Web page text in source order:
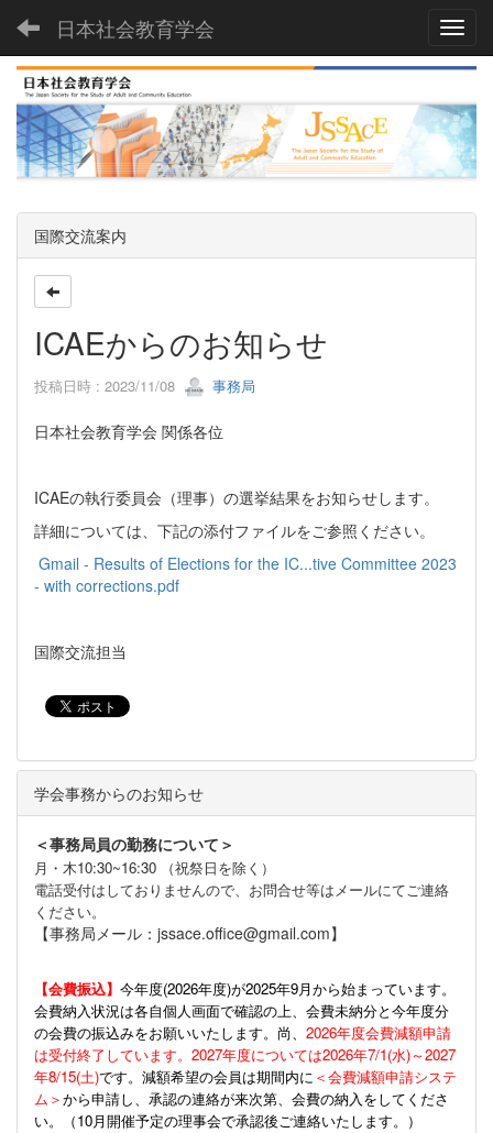
日本社会教育学会
国際交流案内
ICAEからのお知らせ
投稿日時 : 2023/11/08 事務局
日本社会教育学会 関係各位
ICAEの執行委員会（理事）の選挙結果をお知らせします。
詳細については、下記の添付ファイルをご参照ください。
Gmail - Results of Elections for the IC...tive Committee 2023
- with corrections.pdf
国際交流担当
学会事務からのお知らせ
＜事務局員の勤務について＞
月・木10:30~16:30 （祝祭日を除く）
電話受付はしておりませんので、お問合せ等はメールにてご連絡
ください。
【事務局メール：jssace.office@gmail.com】
【会費振込】 今年度(2026年度)が2025年9月から始まっています。
会費納入状況は各自個人画面で確認の上、会費未納分と今年度分
の会費の振込みをお願いいたします。尚、 2026年度会費減額申請
は受付終了しています。2027年度については2026年7/1(水)～2027
年8/15(土)です。減額希望の会員は期間内に ＜会費減額申請システ
ム＞から申請し、承認の連絡が来次第、会費の納入をしてくださ
い。（10月開催予定の理事会で承認後ご連絡いたします。）